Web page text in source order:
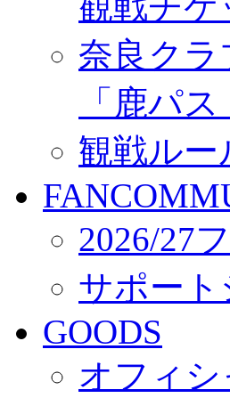
奈良クラ
「鹿パス
観戦ルー
2026/27
サポー
GOODS
オフィ